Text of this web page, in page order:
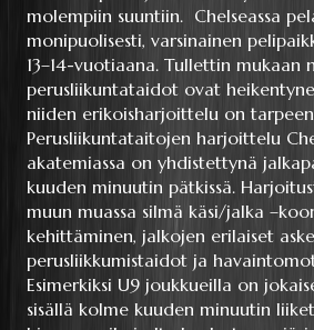
molempiin suuntiin. Chelseassa
monipuolisesti, varsinainen
13–14-vuotiaana. Tullettin mukaan
perusliikuntataidot ovat
niiden erikoisharjoittelu on
Perusliikuntataitojen harjoittelu
akatemiassa on yhdistettynä
kuuden minuutin pätkissä.
muun muassa silmä käsi/jalka
kehittäminen, jalkojen erilaiset
perusliikkumistaidot ja
Esimerkiksi U9 joukkueilla on
sisällä kolme kuuden minuutin